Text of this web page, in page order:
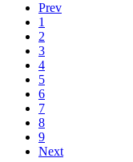
Prev
1
2
3
4
5
6
7
8
9
Next